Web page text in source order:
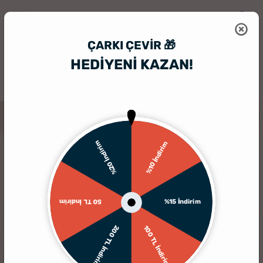
ÇARKI ÇEVIR 🎁
HEDİYENİ KAZAN!
%10 İndirim
%15 İndirim
100 TL İndirim
200 TL İndirim
50 TL İndirim
%20 İndirim